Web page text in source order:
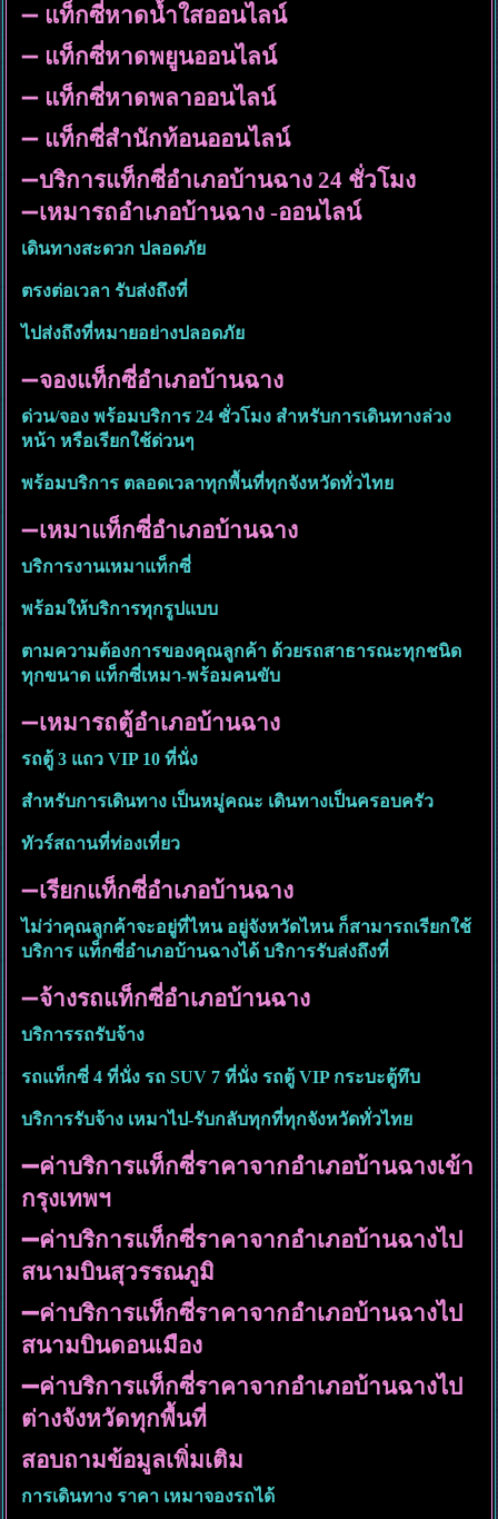
➖ แท็กซี่หาดน้ำใสออนไลน์
➖ แท็กซี่หาดพยูนออนไลน์
➖ แท็กซี่หาดพลาออนไลน์
➖ แท็กซี่สำนักท้อนออนไลน์
➖บริการแท็กซี่อำเภอบ้านฉาง 24 ชั่วโมง
➖เหมารถอำเภอบ้านฉาง -ออนไลน์
เดินทางสะดวก ปลอดภัย
ตรงต่อเวลา รับส่งถึงที่
ไปส่งถึงที่หมายอย่างปลอดภัย
➖จองแท็กซี่อำเภอบ้านฉาง
ด่วน/จอง พร้อมบริการ 24 ชั่วโมง สำหรับการเดินทางล่วง
หน้า หรือเรียกใช้ด่วนๆ
พร้อมบริการ ตลอดเวลาทุกพื้นที่ทุกจังหวัดทั่วไทย
➖เหมาแท็กซี่อำเภอบ้านฉาง
บริการงานเหมาแท็กซี่
พร้อมให้บริการทุกรูปแบบ
ตามความต้องการของคุณลูกค้า ด้วยรถสาธารณะทุกชนิด
ทุกขนาด แท็กซี่เหมา-พร้อมคนขับ
➖เหมารถตู้อำเภอบ้านฉาง
รถตู้ 3 แถว VIP 10 ที่นั่ง
สำหรับการเดินทาง เป็นหมู่คณะ เดินทางเป็นครอบครัว
ทัวร์สถานที่ท่องเที่ยว
➖เรียกแท็กซี่อำเภอบ้านฉาง
ไม่ว่าคุณลูกค้าจะอยู่ที่ไหน อยู่จังหวัดไหน ก็สามารถเรียกใช้
บริการ แท็กซี่อำเภอบ้านฉางได้ บริการรับส่งถึงที่
➖จ้างรถแท็กซี่อำเภอบ้านฉาง
บริการรถรับจ้าง
รถแท็กซี่ 4 ที่นั่ง รถ SUV 7 ที่นั่ง รถตู้ VIP กระบะตู้ทึบ
บริการรับจ้าง เหมาไป-รับกลับทุกที่ทุกจังหวัดทั่วไทย
➖ค่าบริการแท็กซี่ราคาจากอำเภอบ้านฉางเข้า
กรุงเทพฯ
➖ค่าบริการแท็กซี่ราคาจากอำเภอบ้านฉางไป
สนามบินสุวรรณภูมิ
➖ค่าบริการแท็กซี่ราคาจากอำเภอบ้านฉางไป
สนามบินดอนเมือง
➖ค่าบริการแท็กซี่ราคาจากอำเภอบ้านฉางไป
ต่างจังหวัดทุกพื้นที่
สอบถามข้อมูลเพิ่มเติม
การเดินทาง ราคา เหมาจองรถได้